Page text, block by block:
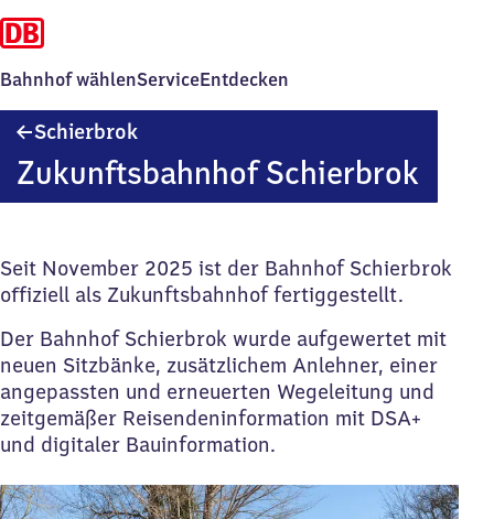
Bahnhof wählenServiceEntdecken
Schierbrok
Zukunftsbahnhof Schierbrok
Seit November 2025 ist der Bahnhof Schierbrok
offiziell als Zukunftsbahnhof fertiggestellt.
Der Bahnhof Schierbrok wurde aufgewertet mit
neuen Sitzbänke, zusätzlichem Anlehner, einer
angepassten und erneuerten Wegeleitung und
zeitgemäßer Reisendeninformation mit DSA+
und digitaler Bauinformation.